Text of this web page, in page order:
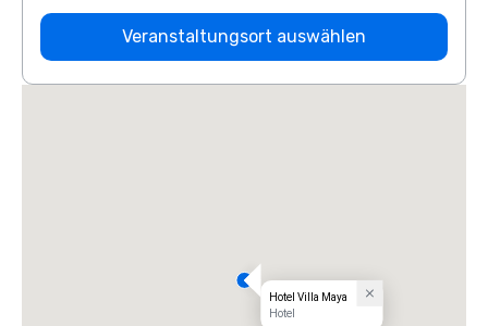
Veranstaltungsort auswählen
Hotel Villa Maya
Hotel